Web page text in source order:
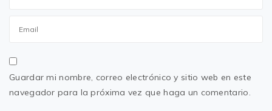
Guardar mi nombre, correo electrónico y sitio web en este
navegador para la próxima vez que haga un comentario.